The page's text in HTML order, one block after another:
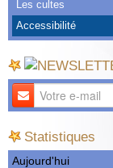
Les cultes
Accessibilité
Statistiques
Aujourd'hui